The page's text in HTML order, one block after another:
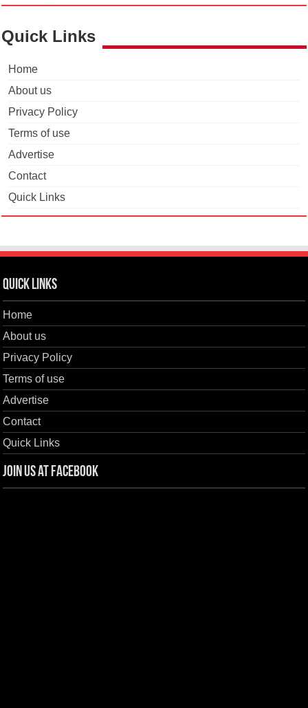
Quick Links
Home
About us
Privacy Policy
Terms of use
Advertise
Contact
Quick Links
Quick Links
Home
About us
Privacy Policy
Terms of use
Advertise
Contact
Quick Links
Join us at Facebook